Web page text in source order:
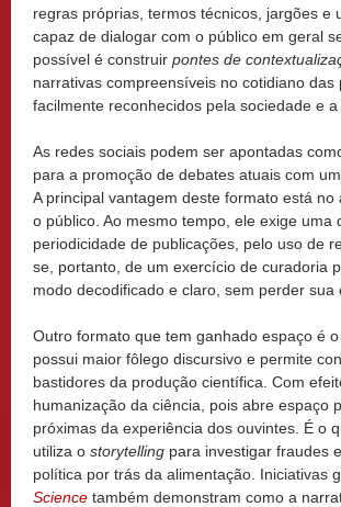
regras próprias, termos técnicos, jargões
capaz de dialogar com o público em geral
possível é construir pontes de
narrativas compreensíveis no cotidiano
facilmente reconhecidos pela sociedade e
As redes sociais podem ser apontadas
para a promoção de debates atuais com
A principal vantagem deste formato está
o público. Ao mesmo tempo, ele exige
periodicidade de publicações, pelo uso de
se, portanto, de um exercício de curadoria
modo decodificado e claro, sem perder sua
Outro formato que tem ganhado espaço é
possui maior fôlego discursivo e permite
bastidores da produção científica. Com
humanização da ciência, pois abre espaço
próximas da experiência dos ouvintes. É o
utiliza o storytelling para investigar fraudes
política por trás da alimentação. Iniciativas
Science também demonstram como a